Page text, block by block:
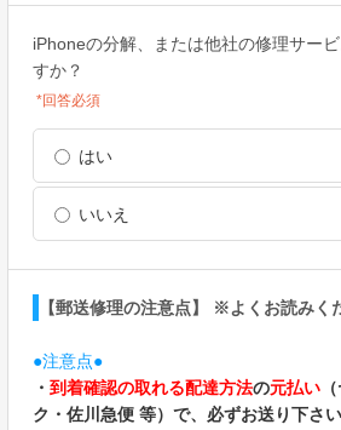
iPhoneの分解、または他社の修理サー
すか？
*回答必須
はい
いいえ
【郵送修理の注意点】 ※よくお読みく
●注意点●
・ 到着確認の取れる配達方法の元払い
ク・佐川急便 等）で、必ずお送り下さい